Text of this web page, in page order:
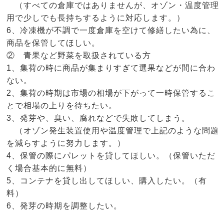
（すべての倉庫ではありませんが、オゾン・温度管理
用で少しでも長持ちするように対応します。）
6、冷凍機が不調で一度倉庫を空けて修繕したい為に、
商品を保管してほしい。
② 青果など野菜を取扱されている方
1、集荷の時に商品が集まりすぎて選果などが間に合わ
ない。
2、集荷の時期は市場の相場が下がって一時保管するこ
とで相場の上りを待ちたい。
3、発芽や、臭い、腐れなどで失敗してしまう。
（オゾン発生装置使用や温度管理で上記のような問題
を減らすように努力します。）
4、保管の際にパレットを貸してほしい。（保管いただ
く場合基本的に無料）
5、コンテナを貸し出してほしい、購入したい。（有
料）
6、発芽の時期を調整したい。